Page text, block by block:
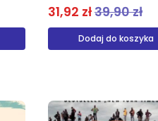
35,92 zł44,90 zł
Dodaj do koszyka